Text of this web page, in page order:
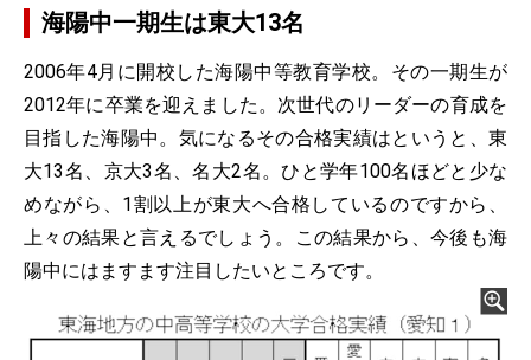
海陽中一期生は東大13名
2006年4月に開校した海陽中等教育学校。その一期生が
2012年に卒業を迎えました。次世代のリーダーの育成を
目指した海陽中。気になるその合格実績はというと、東
大13名、京大3名、名大2名。ひと学年100名ほどと少な
めながら、1割以上が東大へ合格しているのですから、
上々の結果と言えるでしょう。この結果から、今後も海
陽中にはますます注目したいところです。